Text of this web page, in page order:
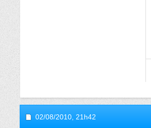
02/08/2010, 21h42